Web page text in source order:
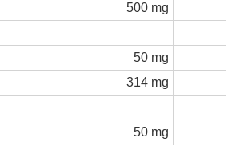
500 mg
50 mg
314 mg
50 mg